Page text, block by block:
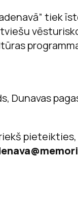
tiek
Dunavas